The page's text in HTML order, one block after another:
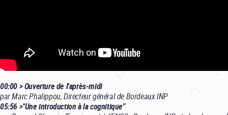
00:00 > Ouverture de l'après-midi
par Marc Phalippou, Directeur général de Bordeaux INP
05:56 >"Une introduction à la cognitique"